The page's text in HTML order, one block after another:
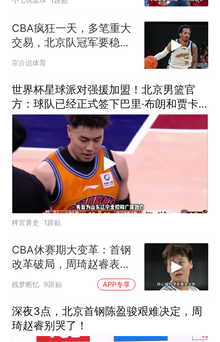
CBA疯狂一天，多笔重大
交易，北京队冠军要稳
了，辽宁有大目标
宗介说体育
世界杯星球派对强援加盟！北京男篮官
方：球队已经正式签下巴里·布朗和贾卡
尔·桑普森！北京首钢
稗官青史 1跟贴
CBA休赛期大变革：首钢
改革破局，周琦赵睿表态
定心
残梦断忆 9跟贴 APP专享
深夜3点，北京首钢陈盈骏艰难决定，周
琦赵睿别哭了！